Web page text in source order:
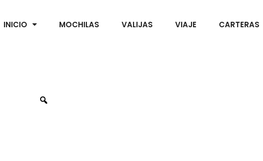
INICIO MOCHILAS VALIJAS VIAJE CARTERAS